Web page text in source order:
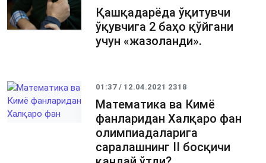
Қашқадарёда ўқитувчи
ўқувчига 2 баҳо қўйгани
учун «жазоланди».
01:37 / 12.04.2021 2318
Математика ва Кимё
фанларидан Халқаро фан
олимпиадаларига
саралашнинг II босқичи